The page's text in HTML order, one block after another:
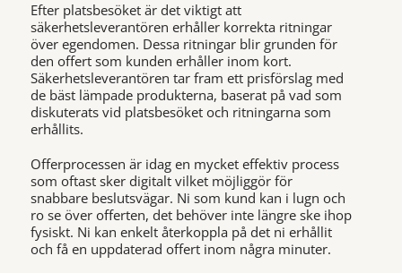
Efter platsbesöket är det viktigt att
säkerhetsleverantören erhåller korrekta ritningar
över egendomen. Dessa ritningar blir grunden för
den offert som kunden erhåller inom kort.
Säkerhetsleverantören tar fram ett prisförslag med
de bäst lämpade produkterna, baserat på vad som
diskuterats vid platsbesöket och ritningarna som
erhållits.
Offerprocessen är idag en mycket effektiv process
som oftast sker digitalt vilket möjliggör för
snabbare beslutsvägar. Ni som kund kan i lugn och
ro se över offerten, det behöver inte längre ske ihop
fysiskt. Ni kan enkelt återkoppla på det ni erhållit
och få en uppdaterad offert inom några minuter.